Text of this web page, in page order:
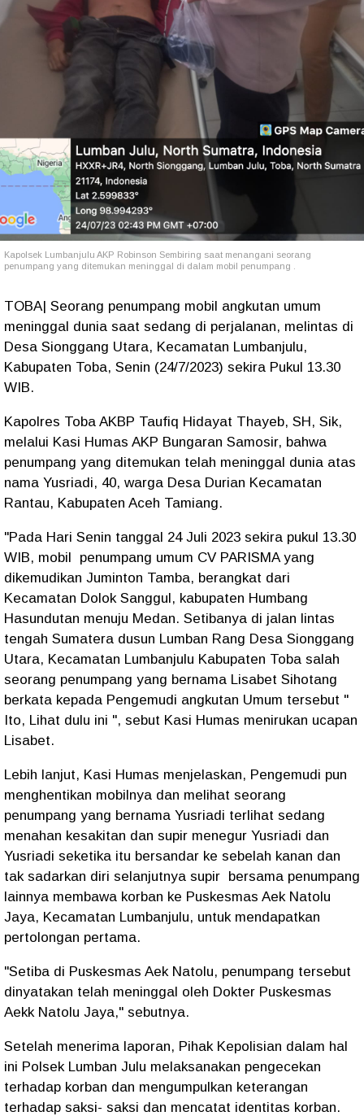
Kapolsek Lumbanjulu AKP Robinson Sembiring saat menangani seorang
penumpang yang ditemukan meninggal di dalam mobil penumpang .
TOBA| Seorang penumpang mobil angkutan umum
meninggal dunia saat sedang di perjalanan, melintas di
Desa Sionggang Utara, Kecamatan Lumbanjulu,
Kabupaten Toba, Senin (24/7/2023) sekira Pukul 13.30
WIB.
Kapolres Toba AKBP Taufiq Hidayat Thayeb, SH, Sik,
melalui Kasi Humas AKP Bungaran Samosir, bahwa
penumpang yang ditemukan telah meninggal dunia atas
nama Yusriadi, 40, warga Desa Durian Kecamatan
Rantau, Kabupaten Aceh Tamiang.
"Pada Hari Senin tanggal 24 Juli 2023 sekira pukul 13.30
WIB, mobil penumpang umum CV PARISMA yang
dikemudikan Juminton Tamba, berangkat dari
Kecamatan Dolok Sanggul, kabupaten Humbang
Hasundutan menuju Medan. Setibanya di jalan lintas
tengah Sumatera dusun Lumban Rang Desa Sionggang
Utara, Kecamatan Lumbanjulu Kabupaten Toba salah
seorang penumpang yang bernama Lisabet Sihotang
berkata kepada Pengemudi angkutan Umum tersebut "
Ito, Lihat dulu ini ", sebut Kasi Humas menirukan ucapan
Lisabet.
Lebih lanjut, Kasi Humas menjelaskan, Pengemudi pun
menghentikan mobilnya dan melihat seorang
penumpang yang bernama Yusriadi terlihat sedang
menahan kesakitan dan supir menegur Yusriadi dan
Yusriadi seketika itu bersandar ke sebelah kanan dan
tak sadarkan diri selanjutnya supir bersama penumpang
lainnya membawa korban ke Puskesmas Aek Natolu
Jaya, Kecamatan Lumbanjulu, untuk mendapatkan
pertolongan pertama.
"Setiba di Puskesmas Aek Natolu, penumpang tersebut
dinyatakan telah meninggal oleh Dokter Puskesmas
Aekk Natolu Jaya," sebutnya.
Setelah menerima laporan, Pihak Kepolisian dalam hal
ini Polsek Lumban Julu melaksanakan pengecekan
terhadap korban dan mengumpulkan keterangan
terhadap saksi- saksi dan mencatat identitas korban.